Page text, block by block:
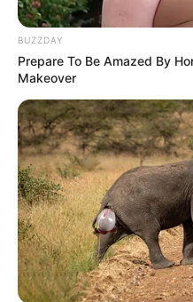
BUZZDAY
Prepare To Be Amazed By
Makeover